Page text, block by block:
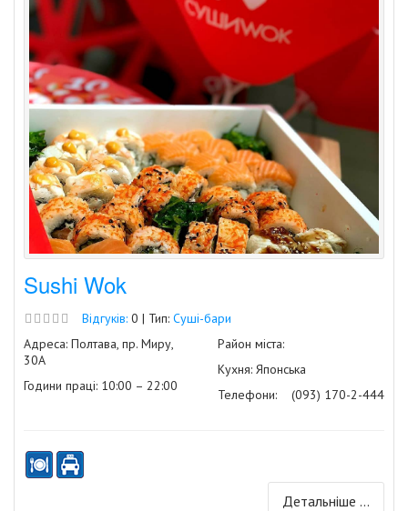
Sushi Wok
Відгуків: 0 | Тип: Суші-бари
Адреса: Полтава, пр. Миру,
30А
Години праці: 10:00 – 22:00
Район міста:
Кухня: Японська
Телефони:
(093) 170-2-444
Детальніше ...